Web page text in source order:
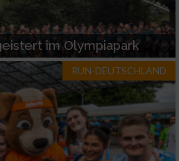
im Olympiapark
RUN-DEUTSCHLAND